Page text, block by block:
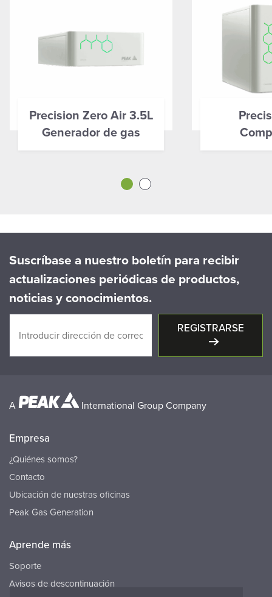
Precision Zero Air 3.5L
Generador de gas
Suscríbase a nuestro boletín para recibir
actualizaciones periódicas de productos,
noticias y conocimientos.
REGISTRARSE
A International Group Company
Empresa
¿Quiénes somos?
Contacto
Ubicación de nuestras oficinas
Peak Gas Generation
Aprende más
Soporte
Avisos de descontinuación